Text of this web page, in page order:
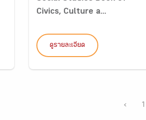
Civics, Culture a...
ดูรายละเอียด
‹ 1